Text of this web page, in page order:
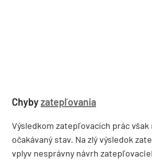
Chybyzatepľovania
Výsledkom zatepľovacích prác však
očakávaný stav. Na zlý výsledok
vplyv nesprávny návrh